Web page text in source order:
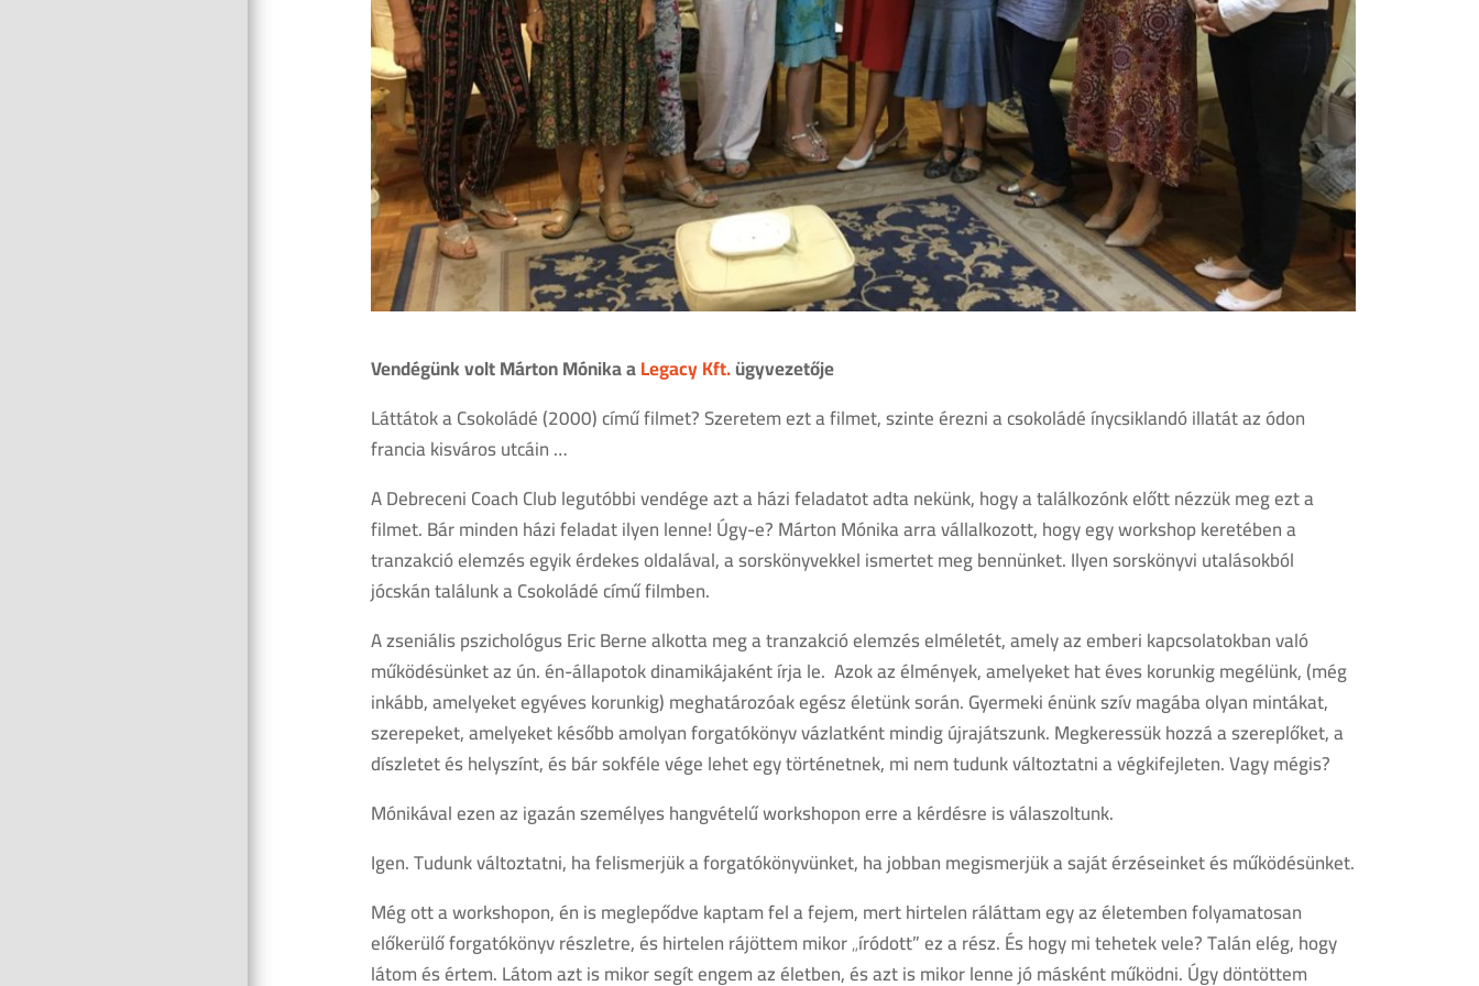
Vendégünk volt Márton Mónika aLegacy Kft.ügyvezetője
Láttátok a Csokoládé (2000) című filmet? Szeretem ezt a filmet, szinte érezni a csokoládé ínycsiklandó illatát az ódon
francia kisváros utcáin …
A Debreceni Coach Club legutóbbi vendége azt a házi feladatot adta nekünk, hogy a találkozónk előtt nézzük meg ezt a
filmet. Bár minden házi feladat ilyen lenne! Úgy-e? Márton Mónika arra vállalkozott, hogy egy workshop keretében a
tranzakció elemzés egyik érdekes oldalával, a sorskönyvekkel ismertet meg bennünket. Ilyen sorskönyvi utalásokból
jócskán találunk a Csokoládé című filmben.
A zseniális pszichológus Eric Berne alkotta meg a tranzakció elemzés elméletét, amely az emberi kapcsolatokban való
működésünket az ún. én-állapotok dinamikájaként írja le. Azok az élmények, amelyeket hat éves korunkig megélünk, (még
inkább, amelyeket egyéves korunkig) meghatározóak egész életünk során. Gyermeki énünk szív magába olyan mintákat,
szerepeket, amelyeket később amolyan forgatókönyv vázlatként mindig újrajátszunk. Megkeressük hozzá a szereplőket, a
díszletet és helyszínt, és bár sokféle vége lehet egy történetnek, mi nem tudunk változtatni a végkifejleten. Vagy mégis?
Mónikával ezen az igazán személyes hangvételű workshopon erre a kérdésre is válaszoltunk.
Igen. Tudunk változtatni, ha felismerjük a forgatókönyvünket, ha jobban megismerjük a saját érzéseinket és működésünket.
Még ott a workshopon, én is meglepődve kaptam fel a fejem, mert hirtelen ráláttam egy az életemben folyamatosan
előkerülő forgatókönyv részletre, és hirtelen rájöttem mikor „íródott” ez a rész. És hogy mi tehetek vele? Talán elég, hogy
látom és értem. Látom azt is mikor segít engem az életben, és azt is mikor lenne jó másként működni. Úgy döntöttem